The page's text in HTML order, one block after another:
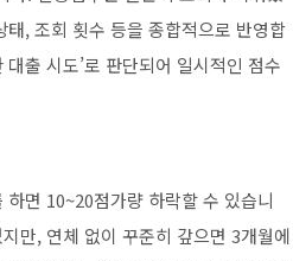
, 조회 횟수 등을 종합적으로 반영합
출 시도’로 판단되어 일시적인 점수
면 10~20점가량 하락할 수 있습니
만, 연체 없이 꾸준히 갚으면 3개월에